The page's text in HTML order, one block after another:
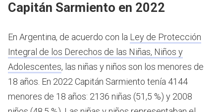
Capitán Sarmiento en 2022
En Argentina, de acuerdo con la Ley de Protección
Integral de los Derechos de las Niñas, Niños y
Adolescentes, las niñas y niños son los menores de
18 años. En 2022 Capitán Sarmiento tenía 4144
menores de 18 años: 2136 niñas (51,5 %) y 2008